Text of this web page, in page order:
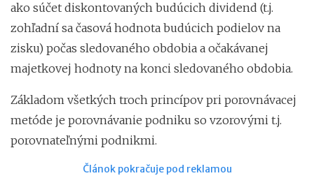
ako súčet diskontovaných budúcich dividend (t.j.
zohľadní sa časová hodnota budúcich podielov na
zisku) počas sledovaného obdobia a očakávanej
majetkovej hodnoty na konci sledovaného obdobia.
Základom všetkých troch princípov pri porovnávacej
metóde je porovnávanie podniku so vzorovými t.j.
porovnateľnými podnikmi.
Článok pokračuje pod reklamou